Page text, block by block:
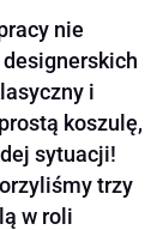
nie
i
koszulę,
sytuacji!
trzy
w roli